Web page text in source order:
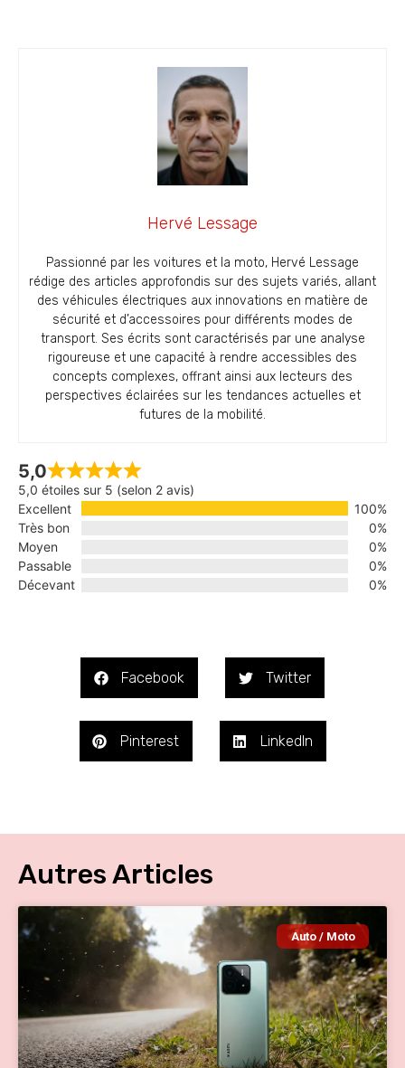
Hervé Lessage
Passionné par les voitures et la moto, Hervé Lessage
rédige des articles approfondis sur des sujets variés, allant
des véhicules électriques aux innovations en matière de
sécurité et d’accessoires pour différents modes de
transport. Ses écrits sont caractérisés par une analyse
rigoureuse et une capacité à rendre accessibles des
concepts complexes, offrant ainsi aux lecteurs des
perspectives éclairées sur les tendances actuelles et
futures de la mobilité.
5,0
5,0 étoiles sur 5 (selon 2 avis)
Excellent
100%
Très bon
0%
Moyen
0%
Passable
0%
Décevant
0%
Facebook Twitter
Pinterest LinkedIn
Autres Articles
Auto / Moto